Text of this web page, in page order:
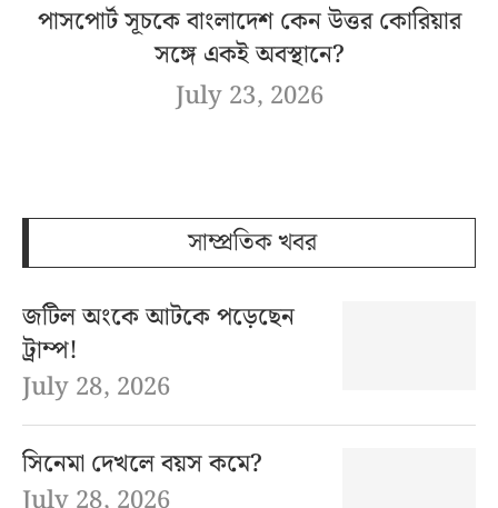
পাসপোর্ট সূচকে বাংলাদেশ কেন উত্তর কোরিয়ার
সঙ্গে একই অবস্থানে?
July 23, 2026
সাম্প্রতিক খবর
জটিল অংকে আটকে পড়েছেন
ট্রাম্প!
July 28, 2026
সিনেমা দেখলে বয়স কমে?